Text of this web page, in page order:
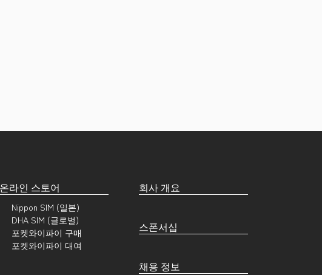
온라인 스토어
Nippon SIM (일본)
DHA SIM (글로벌)
포켓와이파이 구매
포켓와이파이 대여
회사 개요
스폰서십
채용 정보